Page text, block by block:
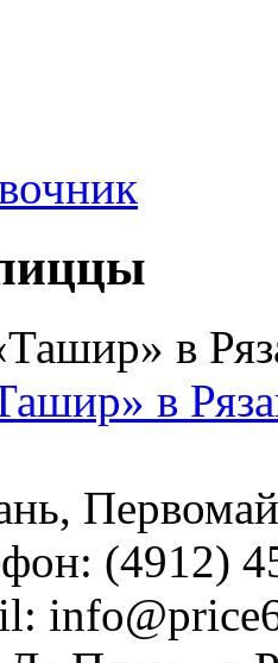
в
(4912)